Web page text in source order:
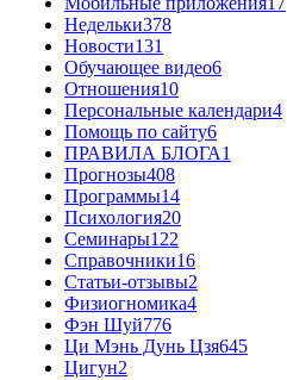
Недельки378
Новости131
Обучающее видео6
Отношения10
Персональные календари4
Помощь по сайту6
ПРАВИЛА БЛОГА1
Прогнозы408
Программы14
Психология20
Семинары122
Справочники16
Статьи-отзывы2
Физиогномика4
Фэн Шуй776
Ци Мэнь Дунь Цзя645
Цигун2